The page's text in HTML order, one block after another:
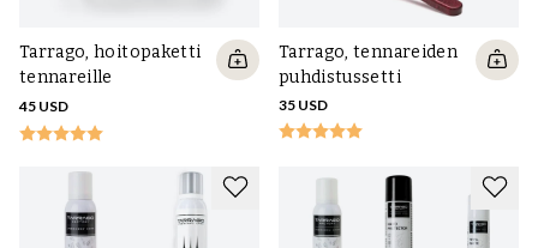
Tarrago, hoitopaketti
tennareille
45 USD
Tarrago, tennareiden
puhdistussetti
35 USD